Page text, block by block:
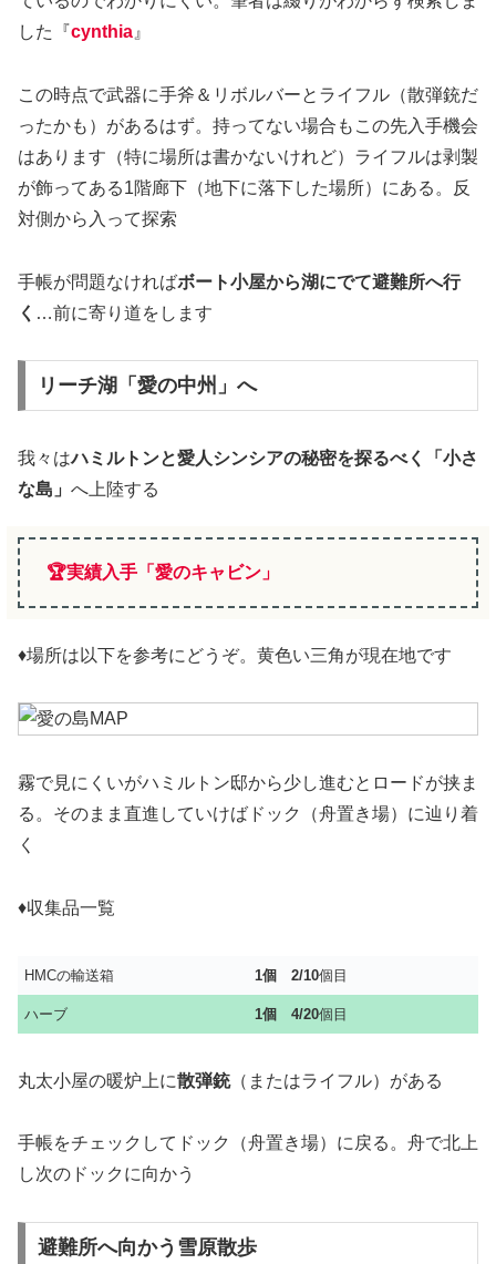
した『cynthia 』
この時点で武器に手斧＆リボルバーとライフル（散弾銃だ
ったかも）があるはず。持ってない場合もこの先入手機会
はあります（特に場所は書かないけれど）ライフルは剥製
が飾ってある1階廊下（地下に落下した場所）にある。反
対側から入って探索
手帳が問題なければボート小屋から湖にでて避難所へ行
く …前に寄り道をします
リーチ湖「愛の中州」へ
我々はハミルトンと愛人シンシアの秘密を探るべく「小さ
な島」 へ上陸する
🏆実績入手「愛のキャビン」
♦場所は以下を参考にどうぞ。黄色い三角が現在地です
霧で見にくいがハミルトン邸から少し進むとロードが挟ま
る。そのまま直進していけばドック（舟置き場）に辿り着
く
♦収集品一覧
HMCの輸送箱 1個 2/10個目
ハーブ 1個 4/20個目
丸太小屋の暖炉上に散弾銃（またはライフル）がある
手帳をチェックしてドック（舟置き場）に戻る。舟で北上
し次のドックに向かう
避難所へ向かう雪原散歩